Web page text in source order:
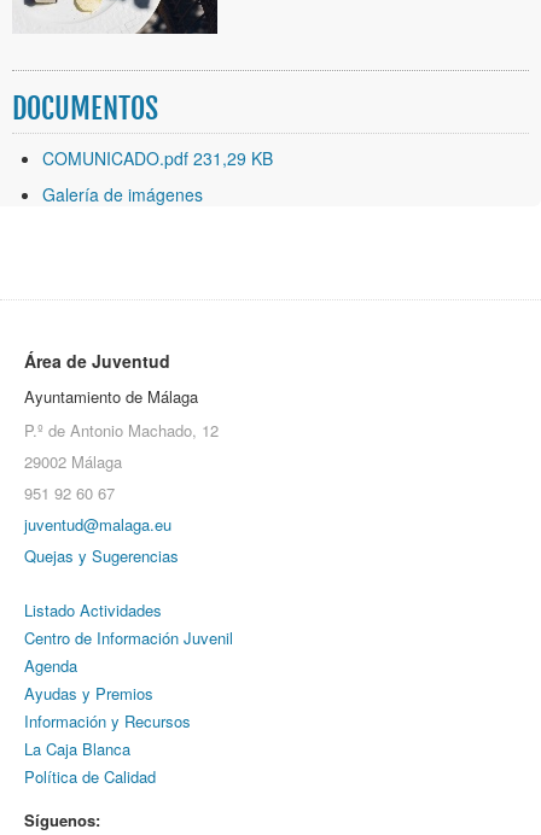
DOCUMENTOS
COMUNICADO.pdf 231,29 KB
Galería de imágenes
Área de Juventud
Ayuntamiento de Málaga
P.º de Antonio Machado, 12
29002 Málaga
951 92 60 67
juventud@malaga.eu
Quejas y Sugerencias
Listado Actividades
Centro de Información Juvenil
Agenda
Ayudas y Premios
Información y Recursos
La Caja Blanca
Política de Calidad
Síguenos: